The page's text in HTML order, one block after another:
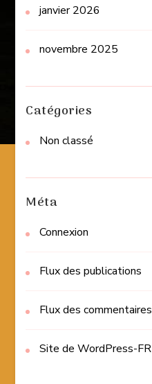
janvier 2026
novembre 2025
Catégories
Non classé
Méta
Connexion
Flux des publications
Flux des commentaires
Site de WordPress-FR